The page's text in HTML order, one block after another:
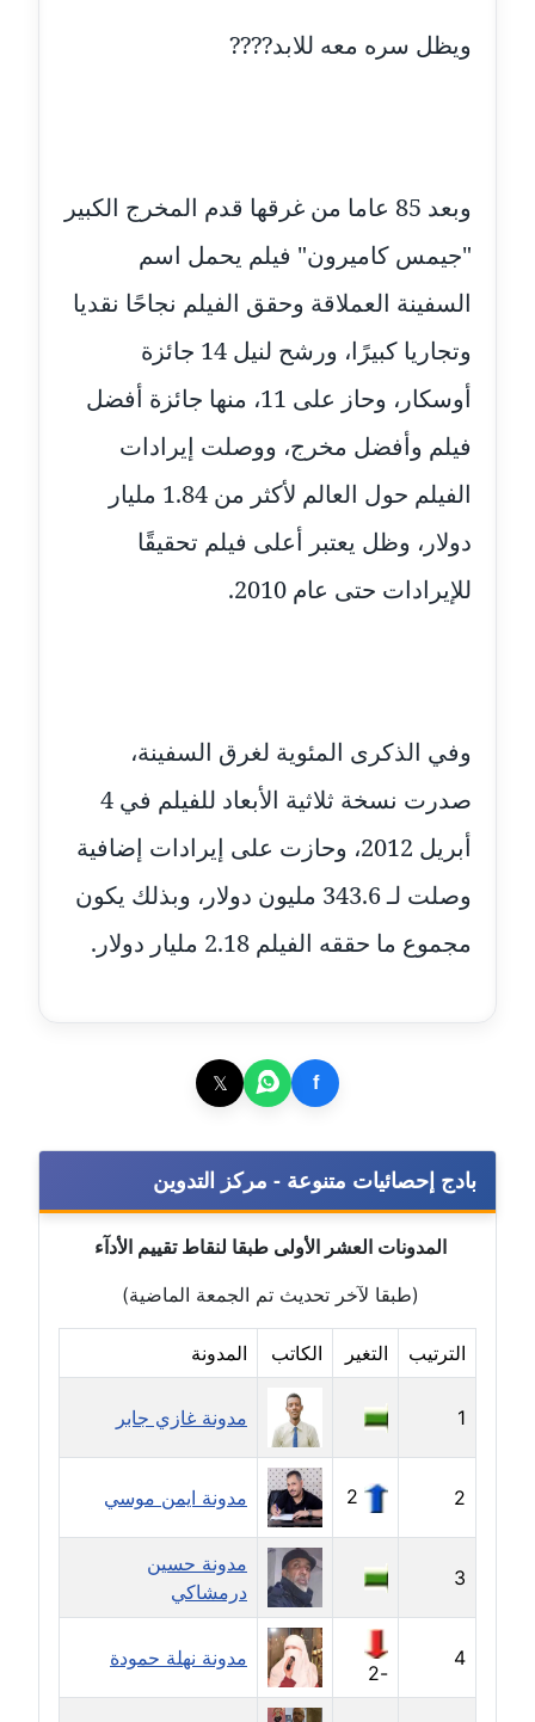
مدونة حسين درمشاكي
مدونة حنان الهواري
عاملة
عاملة
مدونة حنان طنطاوي
عاملة
مدونة حنين الفلسطينية
متوفي
مدونة خالد الخطيب
مدونة خالد دومه
عاملة
مدونة خالد صالح
عاملة
مدونة خالد عويس
عاملة
مدونة خولة سعيدان
عاملة
مدونة داليا السعيد
موقوف
مدونة داليا فاروق
عاملة
مدونة داليا نور
عاملة
مدونة دعاء البدري
مدونة دعاء الجابي
عاملة
ويظل سره معه للابد????
وبعد 85 عاما من غرقها قدم المخرج الكبير
"جيمس كاميرون" فيلم يحمل اسم
السفينة العملاقة وحقق الفيلم نجاحًا نقديا
وتجاريا كبيرًا، ورشح لنيل 14 جائزة
أوسكار، وحاز على 11، منها جائزة أفضل
فيلم وأفضل مخرج، ووصلت إيرادات
الفيلم حول العالم لأكثر من 1.84 مليار
دولار، وظل يعتبر أعلى فيلم تحقيقًا
للإيرادات حتى عام 2010.
وفي الذكرى المئوية لغرق السفينة،
صدرت نسخة ثلاثية الأبعاد للفيلم في 4
أبريل 2012، وحازت على إيرادات إضافية
وصلت لـ 343.6 مليون دولار، وبذلك يكون
مجموع ما حققه الفيلم 2.18 مليار دولار.
f
𝕏
بادج إحصائيات متنوعة - مركز التدوين
المدونات العشر الأولى طبقا لنقاط تقييم الأدآء
(طبقا لآخر تحديث تم الجمعة الماضية)
الترتيب التغير الكاتب المدونة
1 مدونة غازي جابر
2
2 مدونة ايمن موسي
3
مدونة حسين
درمشاكي
4
-2
مدونة نهلة حمودة